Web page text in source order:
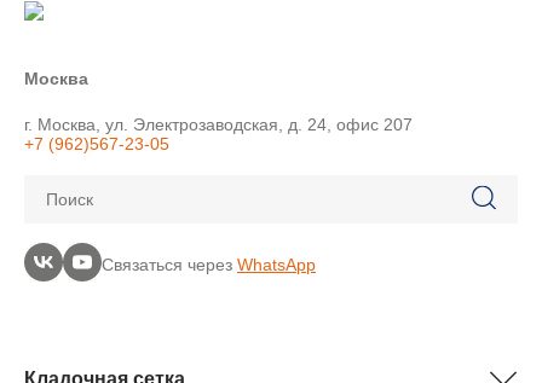
Москва
г. Москва, ул. Электрозаводская, д. 24, офис 207
+7 (962)567-23-05
Поиск
Связаться через WhatsApp
Кладочная сетка